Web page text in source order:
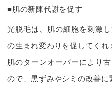
■肌の新陳代謝を促す
光脱毛は、肌の細胞を刺激
の生まれ変わりを促してくれ
肌のターンオーバーにより
ので、黒ずみやシミの改善に